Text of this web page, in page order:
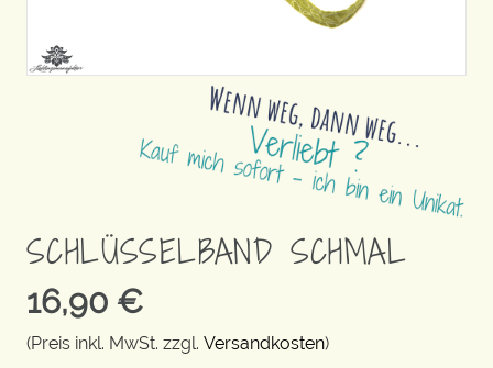
SCHLÜSSELBAND SCHMAL
16,90 €
(Preis inkl. MwSt. zzgl. Versandkosten)